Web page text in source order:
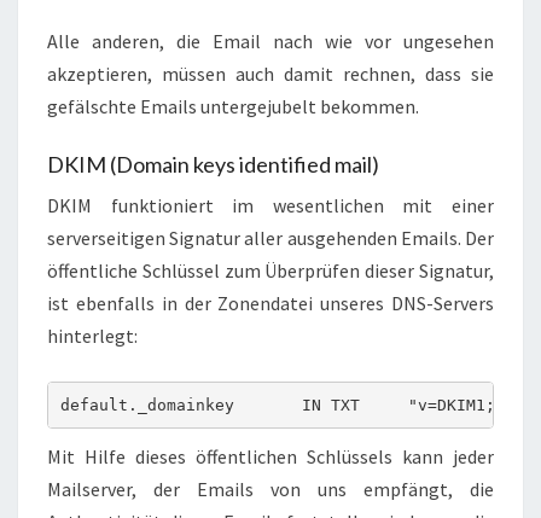
Alle anderen, die Email nach wie vor ungesehen
akzeptieren, müssen auch damit rechnen, dass sie
gefälschte Emails untergejubelt bekommen.
DKIM (Domain keys identified mail)
DKIM funktioniert im wesentlichen mit einer
serverseitigen Signatur aller ausgehenden Emails. Der
öffentliche Schlüssel zum Überprüfen dieser Signatur,
ist ebenfalls in der Zonendatei unseres DNS-Servers
hinterlegt:
Mit Hilfe dieses öffentlichen Schlüssels kann jeder
Mailserver, der Emails von uns empfängt, die